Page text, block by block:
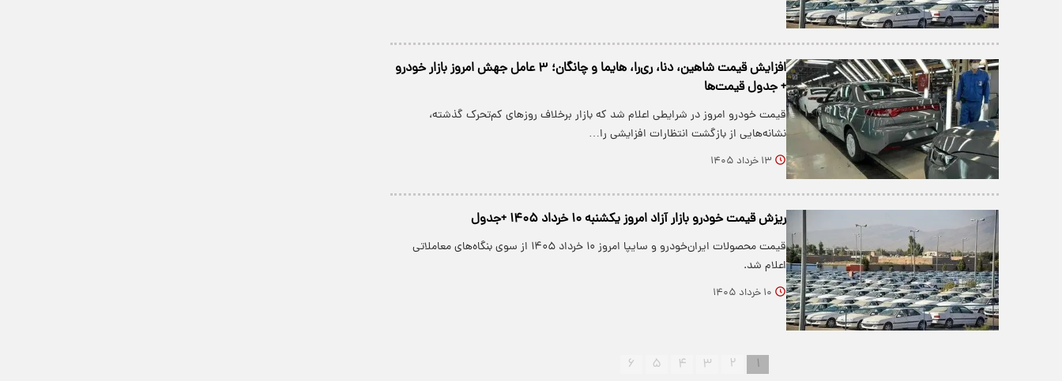
افزایش قیمت شاهین، دنا، ری‌را، هایما و چانگان؛ ۳ عامل جهش امروز بازار خودرو
+ جدول قیمت‌ها
قیمت خودرو امروز در شرایطی اعلام شد که بازار برخلاف روزهای کم‌تحرک گذشته،
نشانه‌هایی از بازگشت انتظارات افزایشی را…
۱۳ خرداد ۱۴۰۵
ریزش قیمت خودرو بازار آزاد امروز یکشنبه ۱۰ خرداد ۱۴۰۵ +جدول
قیمت محصولات ایران‌خودرو و سایپا امروز ۱۰ خرداد ۱۴۰۵ از سوی بنگاه‌های معاملاتی
اعلام شد.
۱۰ خرداد ۱۴۰۵
۱ ۲ ۳ ۴ ۵ ۶